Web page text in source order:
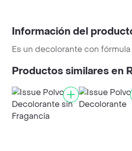
Información del
Es un decolorante con
Productos similares en